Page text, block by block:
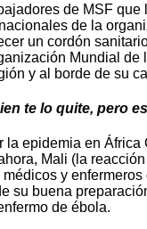
de MSF que
de la
un cordón
Mundial
y al borde de su
te lo quite, pero
la epidemia en
Mali (la
y
su buena
de ébola.